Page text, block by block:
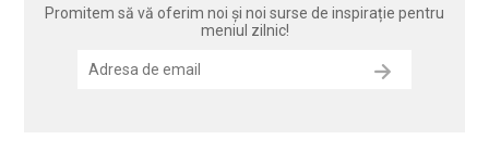
Promitem să vă oferim noi și noi surse de inspirație pentru
meniul zilnic!